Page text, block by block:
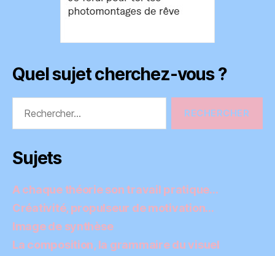
Quel sujet cherchez-vous ?
Sujets
A chaque théorie son travail pratique…
Créativité, propulseur de motivation…
Image de synthèse
La composition, la grammaire du visuel